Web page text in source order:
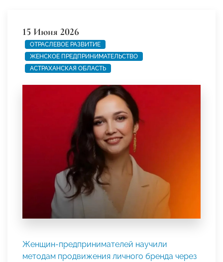
15 Июня 2026
ОТРАСЛЕВОЕ РАЗВИТИЕ
ЖЕНСКОЕ ПРЕДПРИНИМАТЕЛЬСТВО
АСТРАХАНСКАЯ ОБЛАСТЬ
Женщин-предпринимателей научили
методам продвижения личного бренда через